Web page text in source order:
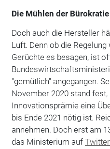
Die Mühlen der
Doch auch die Hersteller
Luft. Denn ob die
Gerüchte es besagen, ist
"gemütlich" angegangen.
November 2020 stand
Innovationsprämie eine
bis Ende 2021 nötig ist.
annehmen. Doch erst am
das Ministerium auf Twitter